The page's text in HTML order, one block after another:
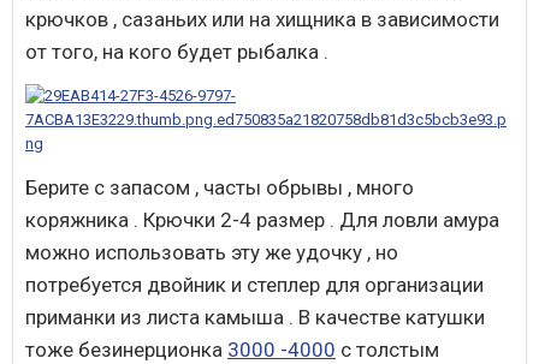
крючков , сазаньих или на хищника в зависимости
от того, на кого будет рыбалка .
Берите с запасом , часты обрывы , много
коряжника . Крючки 2-4 размер . Для ловли амура
можно использовать эту же удочку , но
потребуется двойник и степлер для организации
приманки из листа камыша . В качестве катушки
тоже безинерционка 3000 -4000 с толстым